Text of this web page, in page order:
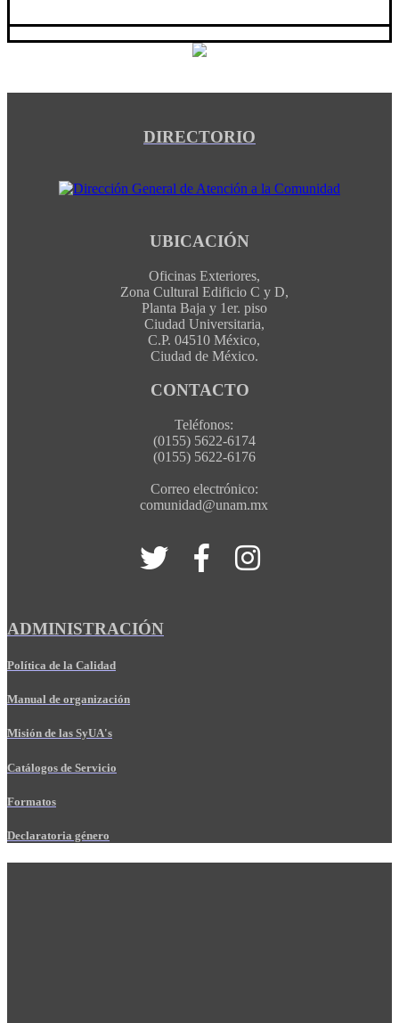
DIRECTORIO
UBICACIÓN
Oficinas Exteriores,
Zona Cultural Edificio C y D,
Planta Baja y 1er. piso
Ciudad Universitaria,
C.P. 04510 México,
Ciudad de México.
CONTACTO
Teléfonos:
(0155) 5622-6174
(0155) 5622-6176
Correo electrónico:
comunidad@unam.mx
ADMINISTRACIÓN
Política de la Calidad
Manual de organización
Misión de las SyUA's
Catálogos de Servicio
Formatos
Declaratoria género